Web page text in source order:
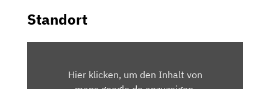
Standort
MAPS.GOOGLE.DEHier klicken, um den Inhalt von